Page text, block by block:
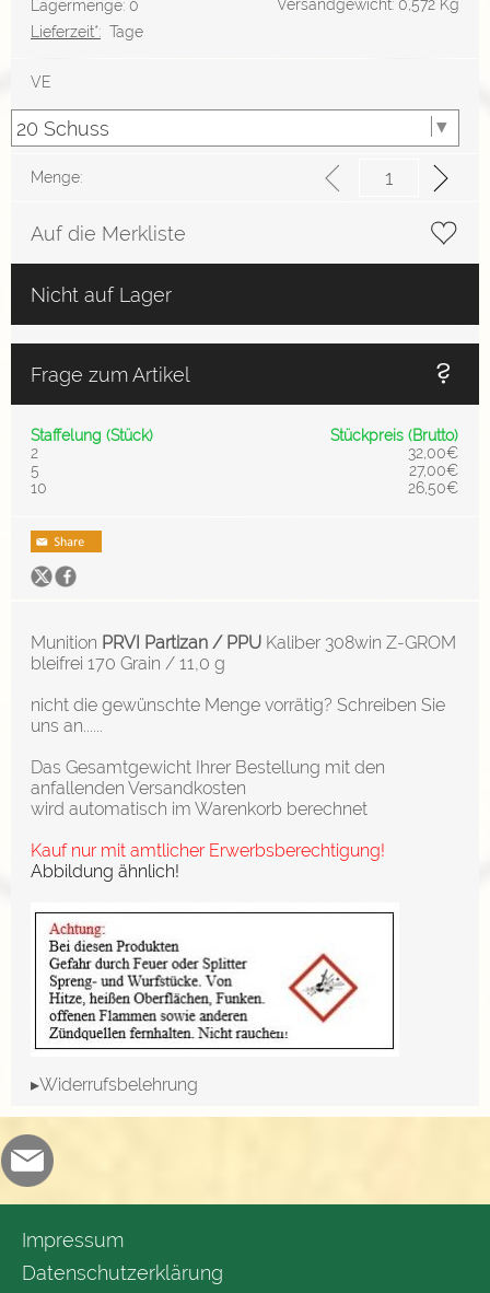
Lagermenge: 0
Lieferzeit*: Tage
Versandgewicht: 0,572 Kg
VE
Menge:
Auf die Merkliste
Nicht auf Lager
Frage zum Artikel
Staffelung (Stück)
Stückpreis (Brutto)
2
32,00€
5
27,00€
10
26,50€
Munition PRVI Partizan / PPU Kaliber 308win Z-GROM
bleifrei 170 Grain / 11,0 g
nicht die gewünschte Menge vorrätig? Schreiben Sie
uns an......
Das Gesamtgewicht Ihrer Bestellung mit den
anfallenden Versandkosten
wird automatisch im Warenkorb berechnet
Kauf nur mit amtlicher Erwerbsberechtigung!
Abbildung ähnlich!
▸Widerrufsbelehrung
Impressum
Datenschutzerklärung